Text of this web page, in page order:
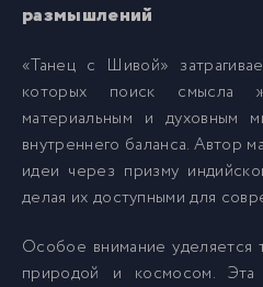
размышлений
«Танец с Шивой»
которых поиск смысла
материальным и духовным
внутреннего баланса. Автор
идеи через призму
делая их доступными для
Особое внимание уделяется
природой и космосом. Эта